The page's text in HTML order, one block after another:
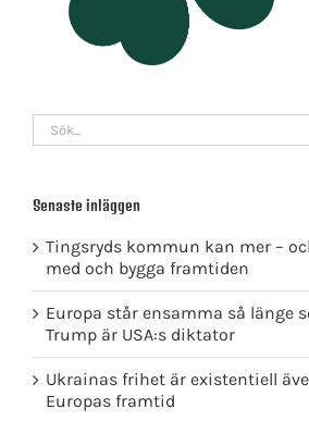
Sök
efter:
Senaste inläggen
Tingsryds kommun kan mer –
med och bygga framtiden
Europa står ensamma så länge
Trump är USA:s diktator
Ukrainas frihet är existentiell
Europas framtid